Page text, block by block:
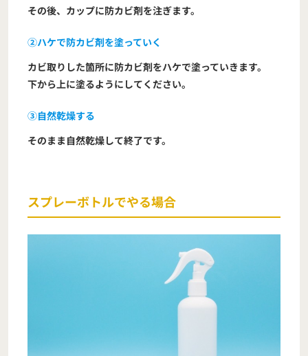
その後、カップに防カビ剤を注ぎます。
②ハケで防カビ剤を塗っていく
カビ取りした箇所に防カビ剤をハケで塗っていきます。
下から上に塗るようにしてください。
③自然乾燥する
そのまま自然乾燥して終了です。
スプレーボトルでやる場合